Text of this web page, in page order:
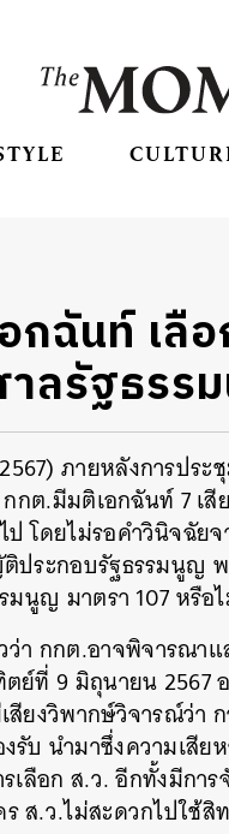
ฉันท์ เลื
ลรัฐธรร
ภายหลังการประ
กต.มีมติเอกฉันท์ 7 เ
ป โดยไม่รอคำวินิจฉั
ระกอบรัฐธรรมนูญ พ.
มนูญ มาตรา 107 หรือ
า กกต.อาจพิจารณาแ
ย์ที่ 9 มิถุนายน 2567
ยงวิพากษ์วิจารณ์ว่า
รับ นำมาซึ่งความเสี
เลือก ส.ว. อีกทั้งมีก
ส.ว.ไม่สะดวกไปใช้